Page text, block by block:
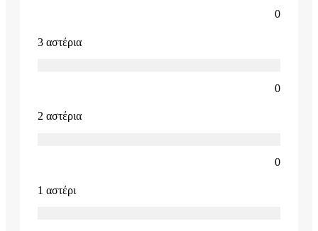
0
3 αστέρια
0
2 αστέρια
0
1 αστέρι